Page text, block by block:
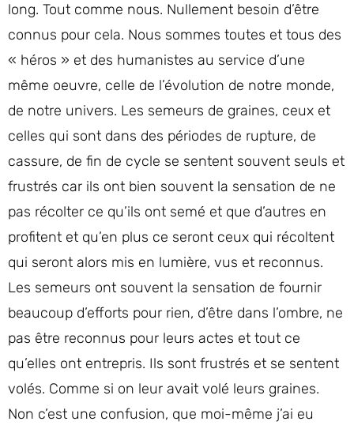
long. Tout comme nous. Nullement besoin d’être
connus pour cela. Nous sommes toutes et tous des
« héros » et des humanistes au service d’une
même oeuvre, celle de l’évolution de notre monde,
de notre univers. Les semeurs de graines, ceux et
celles qui sont dans des périodes de rupture, de
cassure, de fin de cycle se sentent souvent seuls et
frustrés car ils ont bien souvent la sensation de ne
pas récolter ce qu’ils ont semé et que d’autres en
profitent et qu’en plus ce seront ceux qui récoltent
qui seront alors mis en lumière, vus et reconnus.
Les semeurs ont souvent la sensation de fournir
beaucoup d’efforts pour rien, d’être dans l’ombre, ne
pas être reconnus pour leurs actes et tout ce
qu’elles ont entrepris. Ils sont frustrés et se sentent
volés. Comme si on leur avait volé leurs graines.
Non c’est une confusion, que moi-même j’ai eu